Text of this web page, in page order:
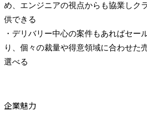
め、エンジニアの視点からも協業しク
供できる
・デリバリー中心の案件もあればセー
り、個々の裁量や得意領域に合わせた
選べる
企業魅力